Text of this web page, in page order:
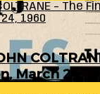
– The
1960
March 24,